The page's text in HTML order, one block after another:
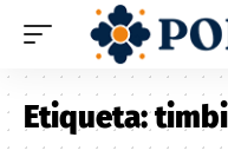
Etiqueta: